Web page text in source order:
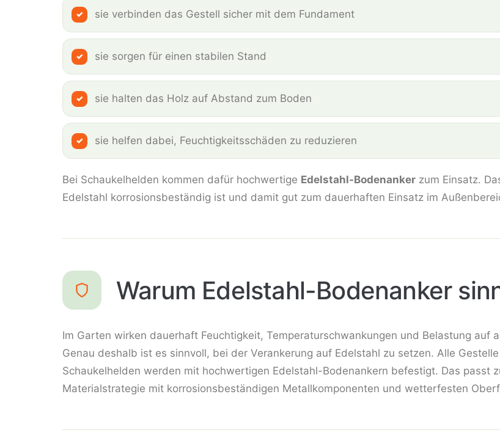
sie verbinden das Gestell sicher mit dem Fundament
sie sorgen für einen stabilen Stand
sie halten das Holz auf Abstand zum Boden
sie helfen dabei, Feuchtigkeitsschäden zu reduzieren
Bei Schaukelhelden kommen dafür hochwertige Edelstahl-Bodenanker zum Einsatz.
Edelstahl korrosionsbeständig ist und damit gut zum dauerhaften Einsatz im
Warum Edelstahl-Bodenanker
Im Garten wirken dauerhaft Feuchtigkeit, Temperaturschwankungen und Belastung auf
Genau deshalb ist es sinnvoll, bei der Verankerung auf Edelstahl zu setzen. Alle
Schaukelhelden werden mit hochwertigen Edelstahl-Bodenankern befestigt. Das passt
Materialstrategie mit korrosionsbeständigen Metallkomponenten und wetterfesten